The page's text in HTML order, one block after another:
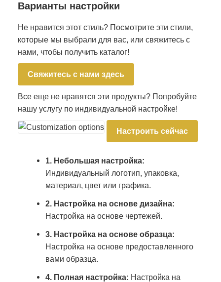
Варианты настройки
Не нравится этот стиль? Посмотрите эти стили,
которые мы выбрали для вас, или свяжитесь с
нами, чтобы получить каталог!
Свяжитесь с нами здесь
Все еще не нравятся эти продукты? Попробуйте
нашу услугу по индивидуальной настройке!
Настроить сейчас
1. Небольшая настройка:
Индивидуальный логотип, упаковка,
материал, цвет или графика.
2. Настройка на основе дизайна:
Настройка на основе чертежей.
3. Настройка на основе образца:
Настройка на основе предоставленного
вами образца.
4. Полная настройка: Настройка на